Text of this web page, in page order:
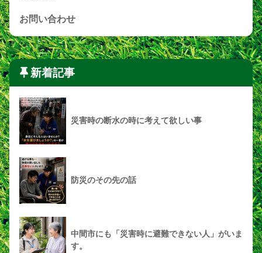
お問い合わせ
新着記事
災害時の断水の時に考えて欲しい事
防災のその先の話
中間市にも「災害時に避難できない人」がいま
す。